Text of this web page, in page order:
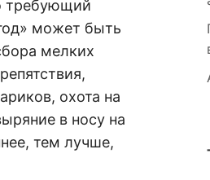
требующий
может быть
мелких
охота на
в носу на
тем лучше,